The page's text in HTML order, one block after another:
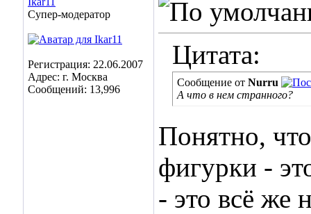
Супер-модератор
Регистрация: 22.06.2007
Адрес: г. Москва
Сообщений: 13,996
Цитата:
Сообщение от Nurru
А что в нем странного?
Понятно,
фигурки -
- это всё же